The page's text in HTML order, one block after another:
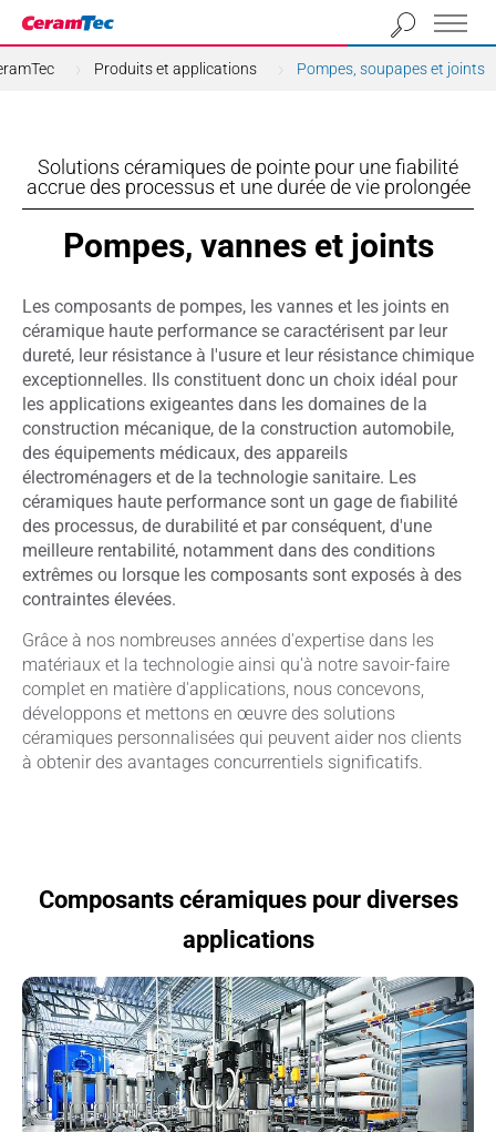
Produits et applications Pompes, soupapes et joints
Solutions céramiques de pointe pour une fiabilité
accrue des processus et une durée de vie prolongée
Pompes, vannes et joints
Les composants de pompes, les vannes et les joints en
céramique haute performance se caractérisent par leur
dureté, leur résistance à l'usure et leur résistance chimique
exceptionnelles. Ils constituent donc un choix idéal pour
les applications exigeantes dans les domaines de la
construction mécanique, de la construction automobile,
des équipements médicaux, des appareils
électroménagers et de la technologie sanitaire. Les
céramiques haute performance sont un gage de fiabilité
des processus, de durabilité et par conséquent, d'une
meilleure rentabilité, notamment dans des conditions
extrêmes ou lorsque les composants sont exposés à des
contraintes élevées.
Grâce à nos nombreuses années d'expertise dans les
matériaux et la technologie ainsi qu'à notre savoir-faire
complet en matière d'applications, nous concevons,
développons et mettons en œuvre des solutions
céramiques personnalisées qui peuvent aider nos clients
à obtenir des avantages concurrentiels significatifs.
Composants céramiques pour diverses
applications